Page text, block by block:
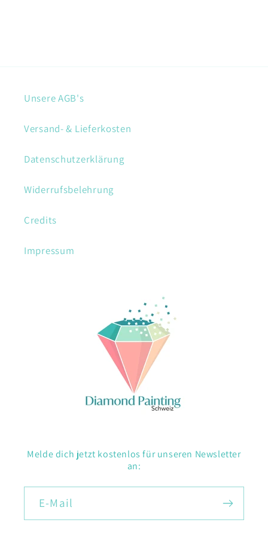
Unsere AGB's
Versand- & Lieferkosten
Datenschutzerklärung
Widerrufsbelehrung
Credits
Impressum
Melde dich jetzt kostenlos für unseren Newsletter
an:
E-Mail